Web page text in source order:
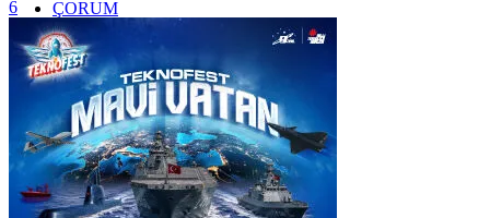
ÇORUM
İSTANBUL
İZMİR
ŞANLIURFA
ŞIRNAK
6